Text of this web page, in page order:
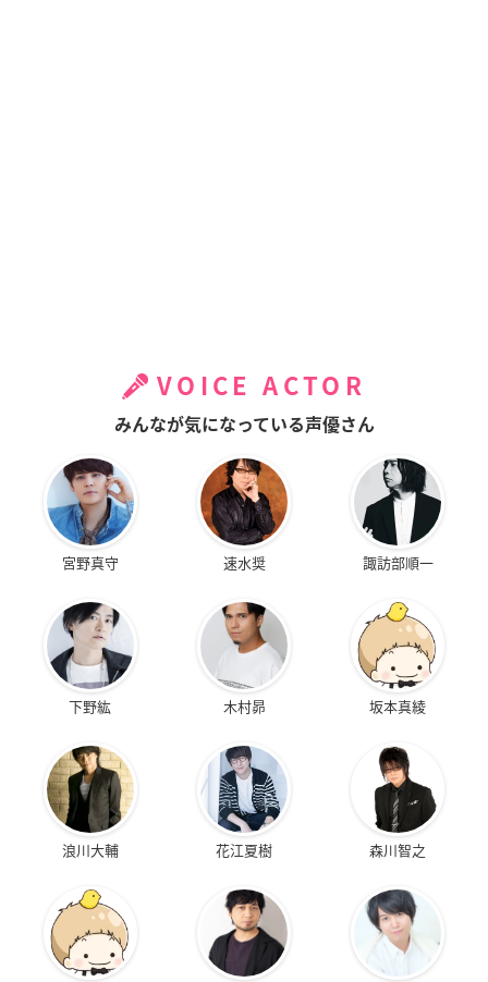
VOICE ACTOR
みんなが気になっている声優さん
宮野真守 速水奨 諏訪部順一
下野紘 木村昴 坂本真綾
浪川大輔 花江夏樹 森川智之